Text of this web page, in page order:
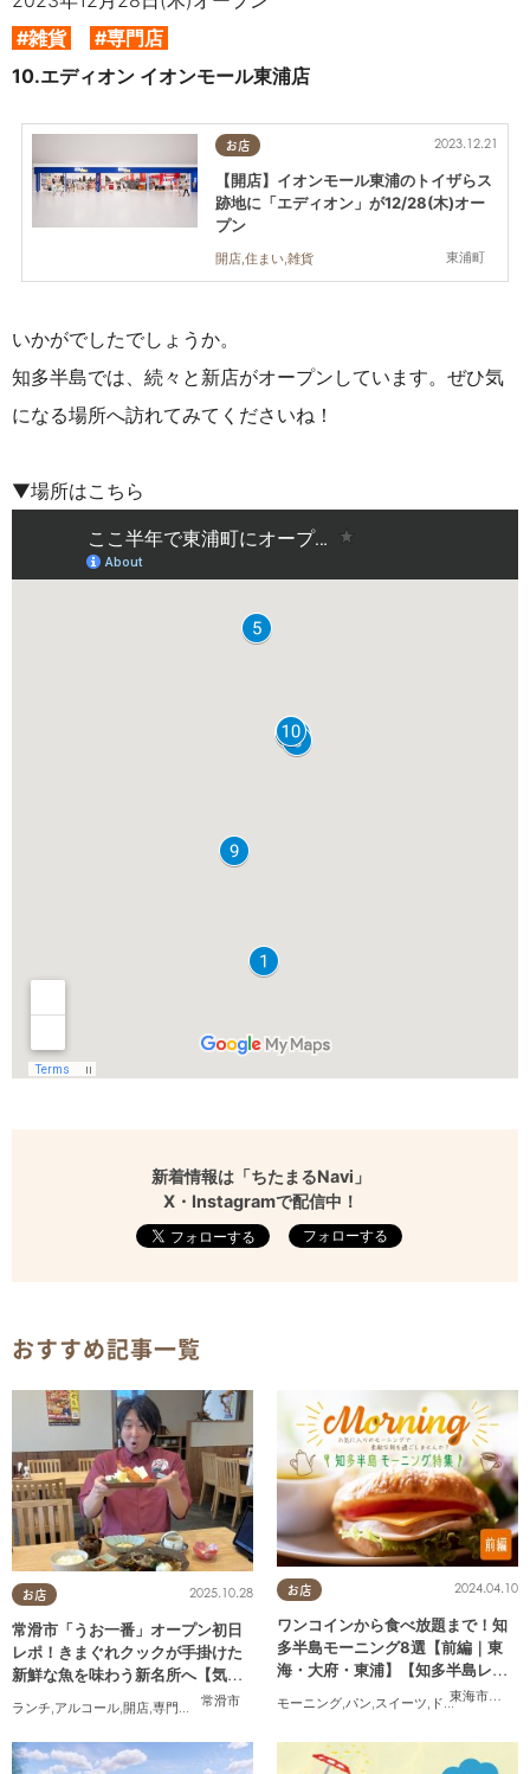
#雑貨
#専門店
10.エディオン イオンモール東浦店
お店
東浦町
2023.12.21
【開店】イオンモール東浦のトイザらス
跡地に「エディオン」が12/28(木)オー
プン
開店,住まい,雑貨
いかがでしたでしょうか。
知多半島では、続々と新店がオープンしています。ぜひ気
になる場所へ訪れてみてくださいね！
▼場所はこちら
新着情報は「ちたまるNavi」
X・Instagramで配信中！
フォローする
おすすめ記事一覧
お店
常滑市
2025.10.28
常滑市「うお一番」オープン初日
レポ！きまぐれクックが手掛けた
新鮮な魚を味わう新名所へ【気に
ランチ アルコール 開店 専門店 気になるリサーチ,家族,おひとりさま
お店
東海市
,大府
2024.04.10
ワンコインから食べ放題まで！知
多半島モーニング8選【前編｜東
海・大府・東浦】【知多半島レポ#
モーニング パン スイーツ ドライブ , 旅行